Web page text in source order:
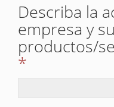
Describa la
empresa y
productos/
*